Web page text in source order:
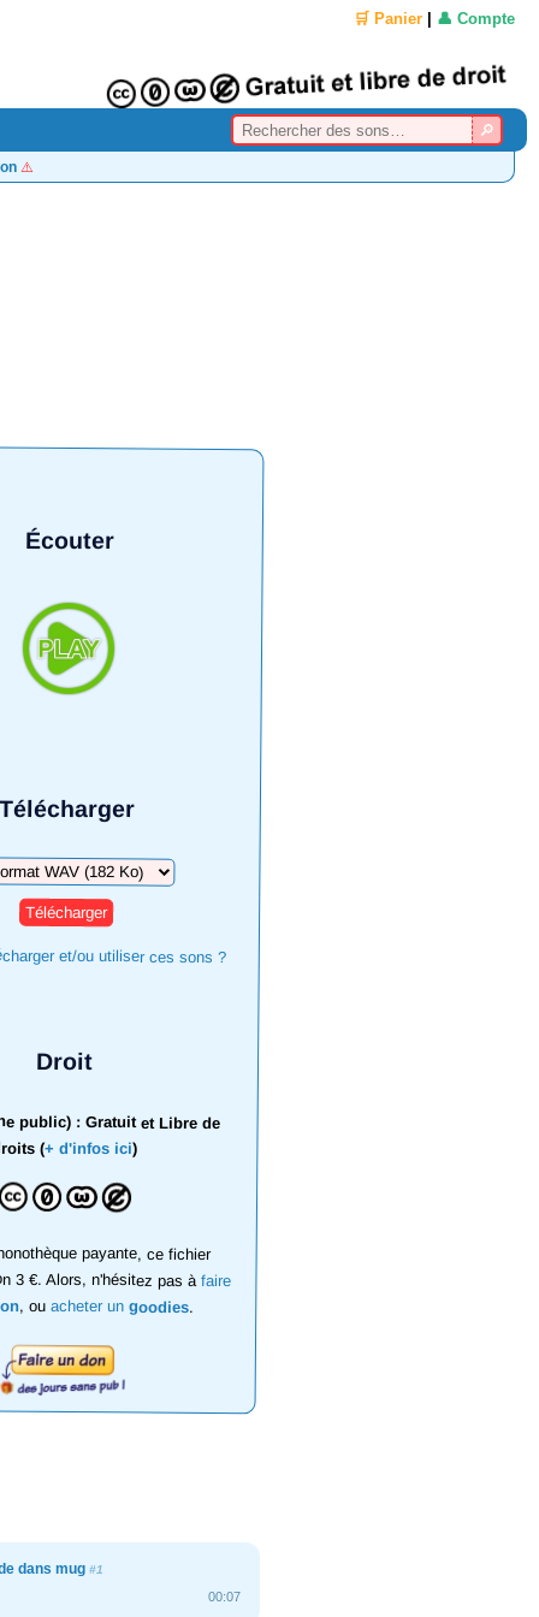
🛒 Panier 👤 Compte
⚠️
Écouter
Télécharger
et/ou utiliser ces sons ?
Droit
public) : Gratuit et Libre de
(+ d'infos ici)
payante, ce fichier
3 €. Alors, n'hésitez pas àfaire
, ouacheter ungoodies.
dans mug#1
00:07